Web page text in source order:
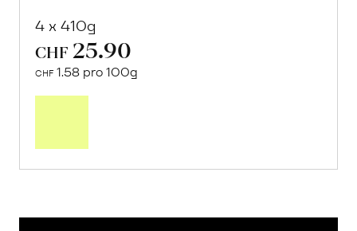
4 x 410g
CHF 25.90
CHF 1.58 pro 100g